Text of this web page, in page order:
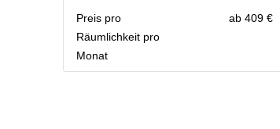
Preis pro
Räumlichkeit pro
Monat
ab 409 €